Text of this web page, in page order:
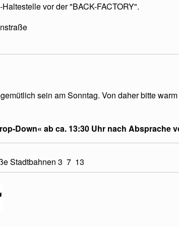
vor der "BACK-FACTORY".
sein am Sonntag. Von daher bitte
Down« ab ca. 13:30 Uhr nach Absprache
Stadtbahnen 3 7 13